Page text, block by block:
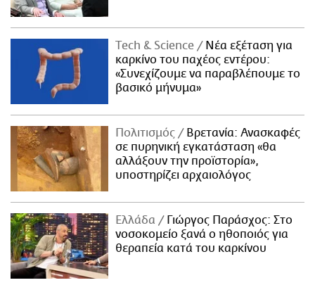
Τech & Science
Νέα εξέταση για
καρκίνο του παχέος εντέρου:
«Συνεχίζουμε να παραβλέπουμε το
βασικό μήνυμα»
Πολιτισμός
Βρετανία: Ανασκαφές
σε πυρηνική εγκατάσταση «θα
αλλάξουν την προϊστορία»,
υποστηρίζει αρχαιολόγος
Ελλάδα
Γιώργος Παράσχος: Στο
νοσοκομείο ξανά ο ηθοποιός για
θεραπεία κατά του καρκίνου